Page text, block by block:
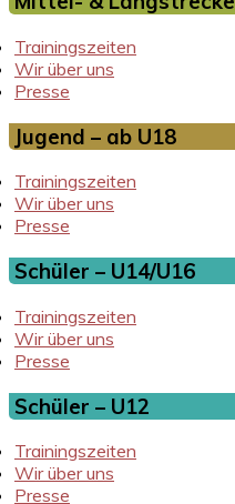
Trainingszeiten
Wir über uns
Presse
Jugend – ab U18
Trainingszeiten
Wir über uns
Presse
Schüler – U14/U16
Trainingszeiten
Wir über uns
Presse
Schüler – U12
Trainingszeiten
Wir über uns
Presse